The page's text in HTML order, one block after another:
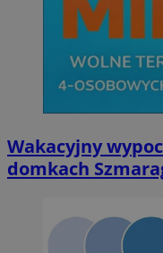
Wakacyjny
domkach